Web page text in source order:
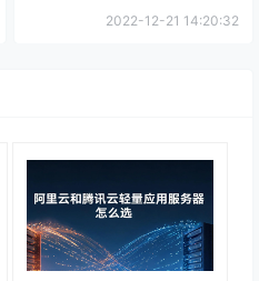
2022-12-21 14:20:32